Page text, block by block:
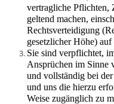
vertragliche Pflichten,
geltend machen,
Rechtsverteidigung
gesetzlicher Höhe)
Sie sind verpflichtet,
Ansprüchen im Sinne
und vollständig bei
und uns die hierzu
Weise zugänglich zu